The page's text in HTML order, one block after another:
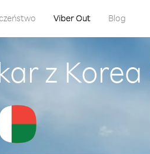
Viber Out Blog
z Korea